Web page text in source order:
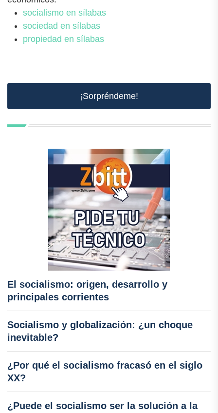
socialismo en sílabas
sociedad en sílabas
propiedad en sílabas
¡Sorpréndeme!
El socialismo: origen, desarrollo y
principales corrientes
Socialismo y globalización: ¿un choque
inevitable?
¿Por qué el socialismo fracasó en el siglo
XX?
¿Puede el socialismo ser la solución a la